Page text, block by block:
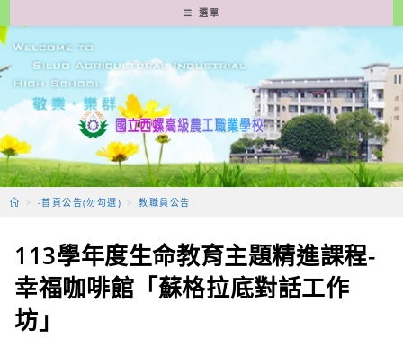
轉
至
要
容
選單
> -首頁公告(勿勾選) > 教職員公告
113學年度生命教育主題精進課程-
幸福咖啡館「蘇格拉底對話工作
坊」